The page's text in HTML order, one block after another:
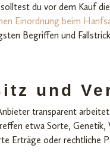
du vor dem Kauf
Einordnung beim
Begriffen und
und
transparent
etwa Sorte, Genetik,
Erträge oder rechtliche